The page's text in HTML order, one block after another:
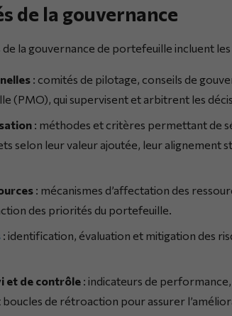
de la gouvernance
la gouvernance de portefeuille incluent les
: comités de pilotage, conseils de
(PMO), qui supervisent et arbitrent les
: méthodes et critères permettant de
selon leur valeur ajoutée, leur alignement
: mécanismes d’affectation des
des priorités du portefeuille.
: identification, évaluation et mitigation des
et de contrôle : indicateurs de
de rétroaction pour assurer